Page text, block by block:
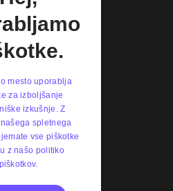
mesto uporablja
za izboljšanje
izkušnje. Z
spletnega
vse piškotke
z našo politiko
piškotkov.